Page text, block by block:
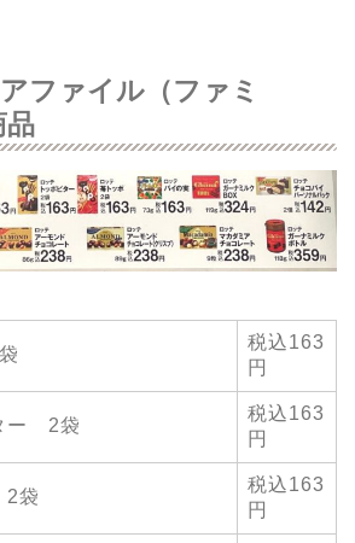
ファイル（ファミ
品
税込163
円
ー 2袋
税込163
円
2袋
税込163
円